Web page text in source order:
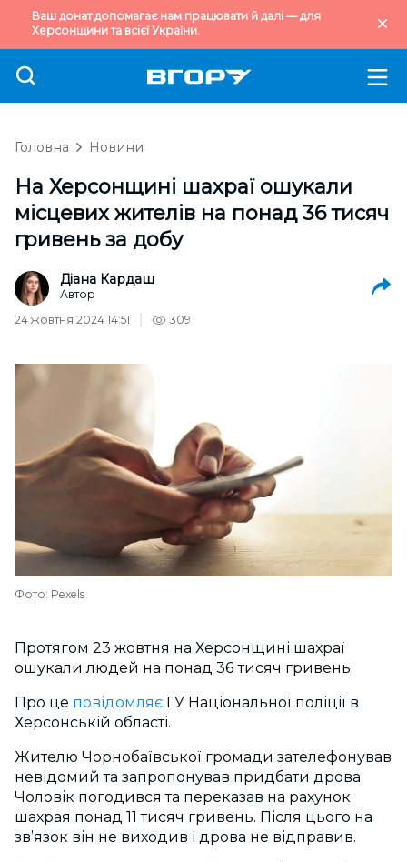
Ваш донат допомагає нам працювати й далі — для
Херсонщини та всієї України.
Головна Новини
На Херсонщині шахраї ошукали
місцевих жителів на понад 36 тисяч
гривень за добу
Діана Кардаш
Автор
24 жовтня 2024 14:51
309
Фото: Pexels
Протягом 23 жовтня на Херсонщині шахраї
ошукали людей на понад 36 тисяч гривень.
Про це повідомляє ГУ Національної поліції в
Херсонській області.
Жителю Чорнобаївської громади зателефонував
невідомий та запропонував придбати дрова.
Чоловік погодився та переказав на рахунок
шахрая понад 11 тисяч гривень. Після цього на
зв’язок він не виходив і дрова не відправив.